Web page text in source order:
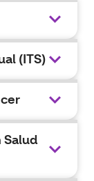
(ITS)
Salud